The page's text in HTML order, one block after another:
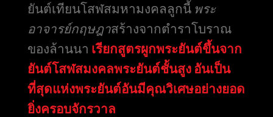
ยันต์เทียนโสฬสมหามงคลลูกนี้ พระ
อาจารย์กฤษฎาสร้างจากตำราโบราณ
ของล้านนา เรียกสูตรผูกพระยันต์ขึ้นจาก
ยันต์โสฬสมงคลพระยันต์ชั้นสูง อันเป็น
ที่สุดแห่งพระยันต์อันมีคุณวิเศษอย่างยอด
ยิ่งครอบจักรวาล